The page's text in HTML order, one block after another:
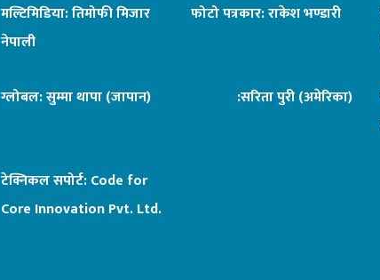
मल्टिमिडिया: तिमोफी मिजार
नेपाली
फोटो पत्रकार: राकेश भण्डारी
ग्लोबल: सुम्मा थापा (जापान) :सरिता पुरी (अमेरिका)
टेक्निकल सपोर्ट:Code for
Core Innovation Pvt. Ltd.